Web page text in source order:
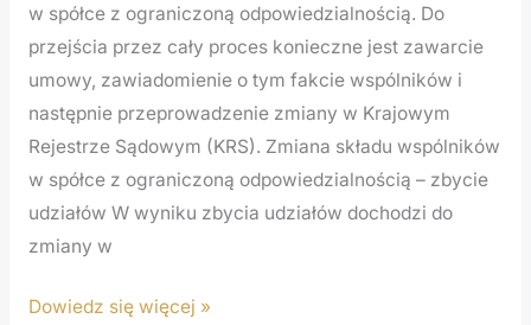
w spółce z ograniczoną odpowiedzialnością. Do
przejścia przez cały proces konieczne jest zawarcie
umowy, zawiadomienie o tym fakcie wspólników i
następnie przeprowadzenie zmiany w Krajowym
Rejestrze Sądowym (KRS). Zmiana składu wspólników
w spółce z ograniczoną odpowiedzialnością – zbycie
udziałów W wyniku zbycia udziałów dochodzi do
zmiany w
Dowiedz się więcej »